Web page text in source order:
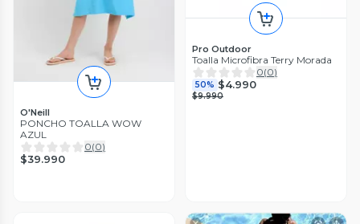
O'Neill
PONCHO TOALLA WOW
AZUL
0(0)
$39.990
Pro Outdoor
Toalla Microfibra Terry Morada
0(0)
50% $4.990
$9.990